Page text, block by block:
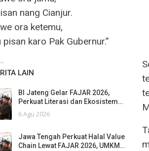
nang Cianjur.
ora ketemu,
pisan karo Pak Gubernur.”
LAIN
BI Jateng Gelar FAJAR 2026,
Perkuat Literasi dan Ekosistem…
6 Agu 2026
Jawa Tengah Perkuat Halal Value
Chain Lewat FAJAR 2026, UMKM…